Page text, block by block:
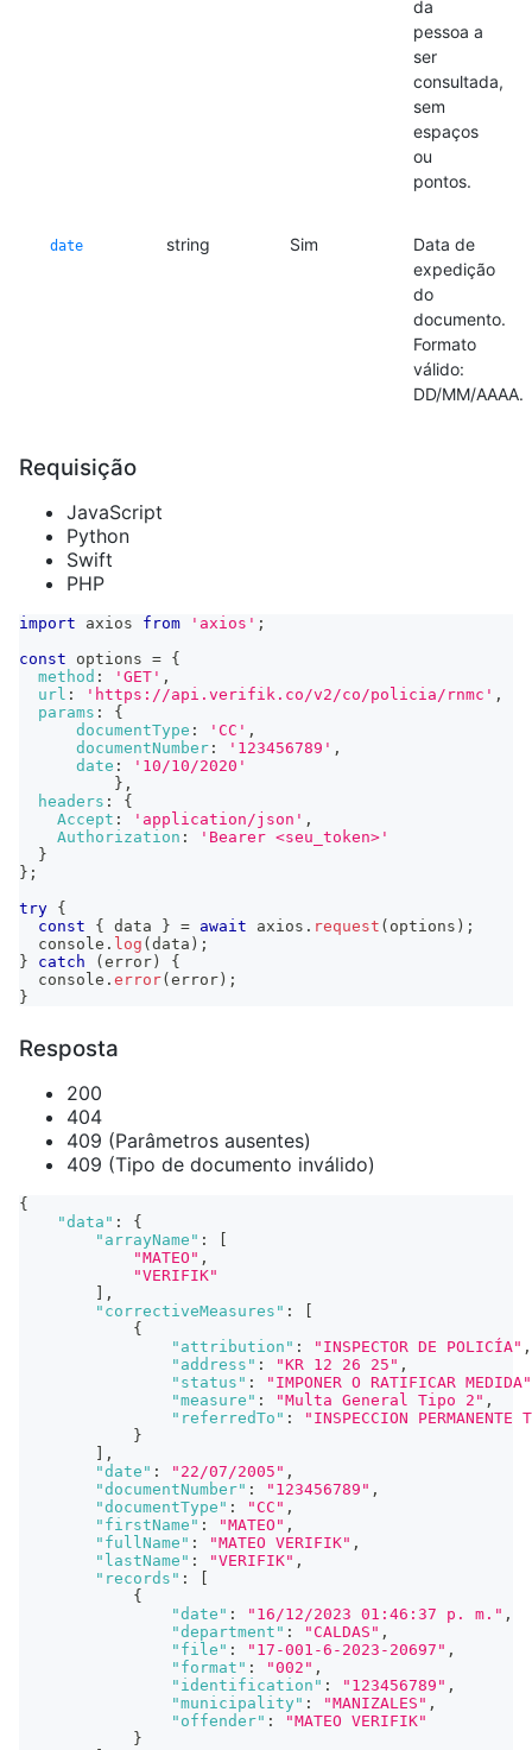
da
pessoa a
ser
consultada,
sem
espaços
ou
pontos.
date string Sim
Data de
expedição
do
documento.
Formato
válido:
DD/MM/AAAA.
Requisição
JavaScript
Python
Swift
PHP
import axios from 'axios' ;
const options = {
method : 'GET' ,
url : 'https://api.verifik.co/v2/co/policia/rnmc' ,
params :
{
documentType : 'CC' ,
documentNumber : '123456789' ,
date :
'10/10/2020'
} ,
headers :
{
Accept : 'application/json' ,
Authorization :
'Bearer <seu_token>'
}
} ;
try {
const
{ data } = await axios . request ( options ) ;
console . log ( data ) ;
}
catch ( error )
{
console . error( error ) ;
}
Resposta
200
404
409 (Parâmetros ausentes)
409 (Tipo de documento inválido)
{
"data" :
{
"arrayName" :
"MATEO" ,
"VERIFIK"
,
"correctiveMeasures" :
{
"attribution" : "INSPECTOR DE POLICÍA" ,
"address" : "KR 12 26 25" ,
"status" :
"IMPONER O RATIFICAR MEDIDA"
"measure" : "Multa General Tipo 2" ,
"referredTo" :
"INSPECCION PERMANENTE
}
,
"date" : "22/07/2005" ,
"documentNumber" : "123456789" ,
"documentType" : "CC" ,
"firstName" : "MATEO" ,
"fullName" : "MATEO VERIFIK" ,
"lastName" : "VERIFIK" ,
"records" :
{
"date" : "16/12/2023 01:46:37 p. m." ,
"department" : "CALDAS" ,
"file" : "17-001-6-2023-20697" ,
"format" : "002" ,
"identification" : "123456789" ,
"municipality" : "MANIZALES" ,
"offender" :
"MATEO VERIFIK"
}